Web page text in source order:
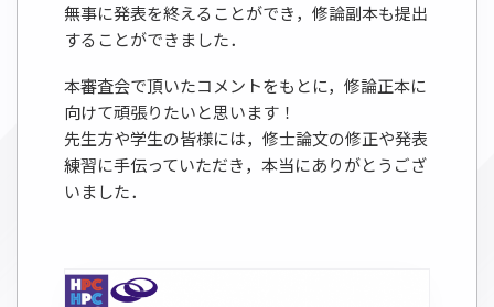
無事に発表を終えることができ，修論副本も提出
することができました．
本審査会で頂いたコメントをもとに，修論正本に
向けて頑張りたいと思います！
先生方や学生の皆様には，修士論文の修正や発表
練習に手伝っていただき，本当にありがとうござ
いました．